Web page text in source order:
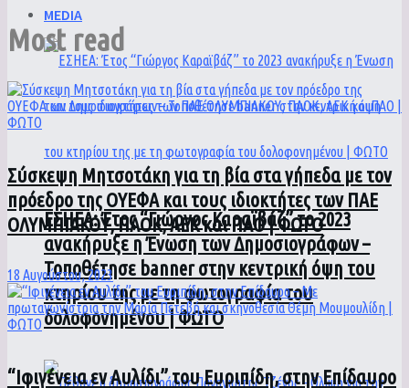
MEDIA
ΕΣΗΕΑ: Έτος “Γιώργος Καραϊβάζ” το 2023
ανακήρυξε η Ένωση των Δημοσιογράφων –
Τοποθέτησε banner στην κεντρική όψη του
κτηρίου της με τη φωτογραφία του
δολοφονημένου | ΦΩΤΟ
Most read
Σύσκεψη Μητσοτάκη για τη βία στα γήπεδα με τον
πρόεδρο της ΟΥΕΦΑ και τους ιδιοκτήτες των ΠΑΕ
ΟΛΥΜΠΙΑΚΟΥ, ΠΑΟΚ, ΑΕΚ και ΠΑΟ | ΦΩΤΟ
18 Αυγούστου, 2023
“Ιφιγένεια εν Αυλίδι” του Ευριπίδη, στην Επίδαυρο